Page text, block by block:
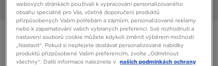
NIKE AIR MAX 2013 BG
1990 Kč
webových stránkách používali k vypracování personalizovaného
obsahu speciálně pro Vás, včetně doporučení produktů
přizpůsobených Vašim potřebám a zájmům, personalizované reklamy
nebo k zapamatování vašich vybraných preferencí. Své rozhodnutí a
nastavení souborů cookie můžete kdykoli změnit výběrem možnosti
„Nastavit“. Pokud si nepřejete dostávat personalizované nabídky
produktů přizpůsobené Vašim preferencím, zvolte „Odmítnout
všechny“. Další informace naleznete v našich podmínkách ochrany